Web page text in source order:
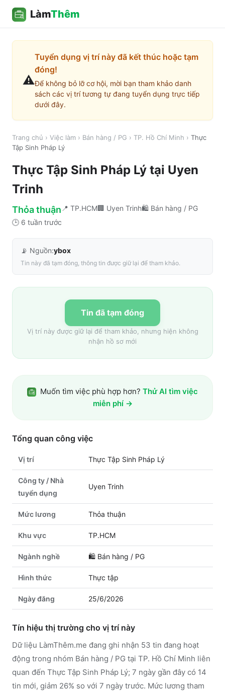
LàmThêm
⚠️
Tuyển dụng vị trí này đã kết thúc hoặc tạm
đóng!
Để không bỏ lỡ cơ hội, mời bạn tham khảo danh
sách các vị trí tương tự đang tuyển dụng trực tiếp
dưới đây.
Trang chủ › Việc làm › Bán hàng / PG › TP. Hồ Chí Minh › Thực
Tập Sinh Pháp Lý
Thực Tập Sinh Pháp Lý tại Uyen
Trinh
Thỏa thuận 📍 TP.HCM🏢 Uyen Trinh🛍️ Bán hàng / PG
🕒 6 tuần trước
📡 Nguồn:ybox
Tin này đã tạm đóng, thông tin được giữ lại để tham khảo.
Tin đã tạm đóng
Vị trí này được giữ lại để tham khảo, nhưng hiện không
nhận hồ sơ mới
Muốn tìm việc phù hợp hơn? Thử AI tìm việc
miễn phí →
Tổng quan công việc
Vị trí Thực Tập Sinh Pháp Lý
Công ty / Nhà
tuyển dụng
Uyen Trinh
Mức lương Thỏa thuận
Khu vực TP.HCM
Ngành nghề 🛍️ Bán hàng / PG
Hình thức Thực tập
Ngày đăng 25/6/2026
Tín hiệu thị trường cho vị trí này
Dữ liệu LàmThêm.me đang ghi nhận 53 tin đang hoạt
động trong nhóm Bán hàng / PG tại TP. Hồ Chí Minh liên
quan đến Thực Tập Sinh Pháp Lý; 7 ngày gần đây có 14
tin mới, giảm 26% so với 7 ngày trước. Mức lương tham